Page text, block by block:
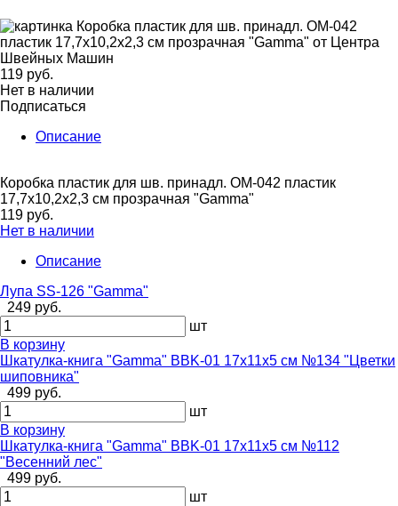
119 руб.
Нет в наличии
Подписаться
Описание
Коробка пластик для шв. принадл. OM-042 пластик
17,7x10,2x2,3 см прозрачная "Gamma"
119 руб.
Нет в наличии
Описание
Лупа SS-126 "Gamma"
249 руб.
шт
В корзину
Шкатулка-книга "Gamma" BBK-01 17х11х5 см №134 "Цветки
шиповника"
499 руб.
шт
В корзину
Шкатулка-книга "Gamma" BBK-01 17х11х5 см №112
"Весенний лес"
499 руб.
шт